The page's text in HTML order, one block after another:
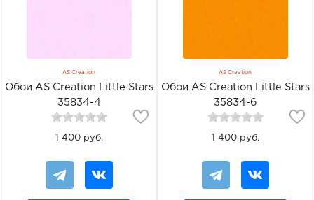
AS Creation
Обои AS Creation Little Stars
35834-4
1 400 руб.
AS Creation
Обои AS Creation Little Stars
35834-6
1 400 руб.